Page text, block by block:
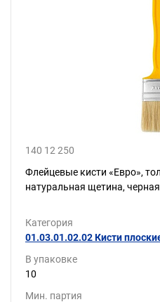
140 12 250
Флейцевые кисти «Евро»,
натуральная щетина,
Категория
01.03.01.02.02 Кисти
В упаковке
10
Мин. партия